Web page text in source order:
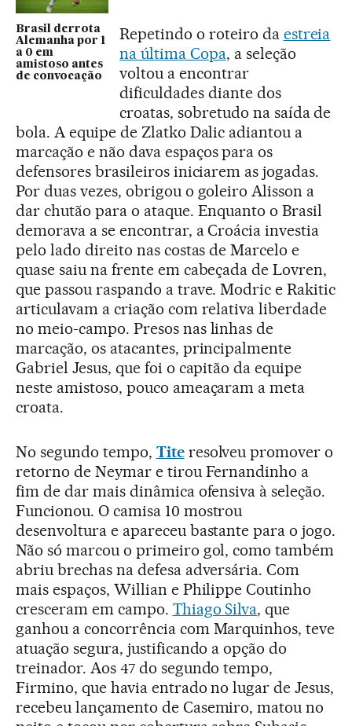
Brasil derrota
Alemanha por 1
a 0 em
amistoso antes
de convocação
Repetindo o roteiro da estreia
na última Copa, a seleção
voltou a encontrar
dificuldades diante dos
croatas, sobretudo na saída de
bola. A equipe de Zlatko Dalic adiantou a
marcação e não dava espaços para os
defensores brasileiros iniciarem as jogadas.
Por duas vezes, obrigou o goleiro Alisson a
dar chutão para o ataque. Enquanto o Brasil
demorava a se encontrar, a Croácia investia
pelo lado direito nas costas de Marcelo e
quase saiu na frente em cabeçada de Lovren,
que passou raspando a trave. Modric e Rakitic
articulavam a criação com relativa liberdade
no meio-campo. Presos nas linhas de
marcação, os atacantes, principalmente
Gabriel Jesus, que foi o capitão da equipe
neste amistoso, pouco ameaçaram a meta
croata.
No segundo tempo, Titeresolveu promover o
retorno de Neymar e tirou Fernandinho a
fim de dar mais dinâmica ofensiva à seleção.
Funcionou. O camisa 10 mostrou
desenvoltura e apareceu bastante para o jogo.
Não só marcou o primeiro gol, como também
abriu brechas na defesa adversária. Com
mais espaços, Willian e Philippe Coutinho
cresceram em campo. Thiago Silva, que
ganhou a concorrência com Marquinhos, teve
atuação segura, justificando a opção do
treinador. Aos 47 do segundo tempo,
Firmino, que havia entrado no lugar de Jesus,
recebeu lançamento de Casemiro, matou no